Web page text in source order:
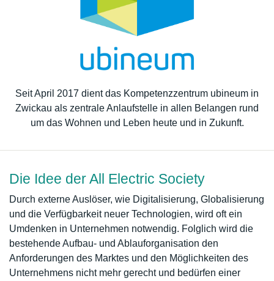
Seit April 2017 dient das Kompetenzzentrum ubineum in
Zwickau als zentrale Anlaufstelle in allen Belangen rund
um das Wohnen und Leben heute und in Zukunft.
Die Idee der All Electric Society
Durch externe Auslöser, wie Digitalisierung, Globalisierung
und die Verfügbarkeit neuer Technologien, wird oft ein
Umdenken in Unternehmen notwendig. Folglich wird die
bestehende Aufbau- und Ablauforganisation den
Anforderungen des Marktes und den Möglichkeiten des
Unternehmens nicht mehr gerecht und bedürfen einer